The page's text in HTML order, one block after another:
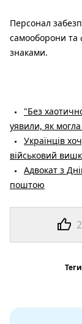
Персонал
самооборони та
знаками.
"Без
уявили, як
Українців
військовий
Адвокат з
поштою